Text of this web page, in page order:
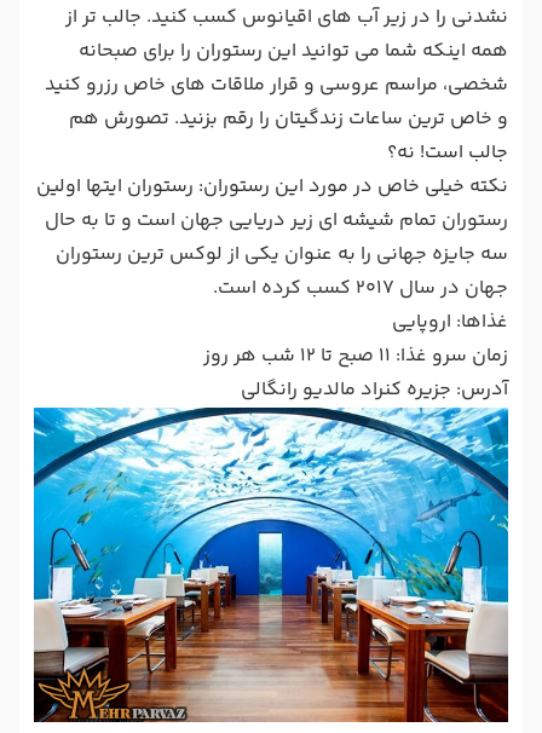
نشدنی را در زیر آب های اقیانوس کسب کنید. جالب تر از
همه اینکه شما می توانید این رستوران را برای صبحانه
شخصی، مراسم عروسی و قرار ملاقات های خاص رزرو کنید
و خاص ترین ساعات زندگیتان را رقم بزنید. تصورش هم
جالب است! نه؟
نکته خیلی خاص در مورد این رستوران: رستوران ایتها اولین
رستوران تمام شیشه ای زیر دریایی جهان است و تا به حال
سه جایزه جهانی را به عنوان یکی از لوکس ترین رستوران
جهان در سال 2017 کسب کرده است.
غذاها: اروپایی
زمان سرو غذا: 11 صبح تا 12 شب هر روز
آدرس: جزیره کنراد مالدیو رانگالی